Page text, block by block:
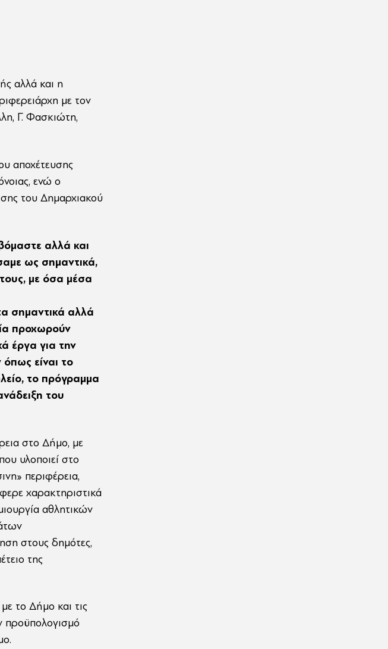
αλλά και η
με τον
Γ. Φασκιώτη,
αποχέτευσης
ενώ ο
του Δημαρχιακού
αλλά και
ως σημαντικά,
με όσα μέσα
σημαντικά αλλά
προχωρούν
έργα για την
είναι το
το πρόγραμμα
του
στο Δήμο, με
υλοποιεί στο
περιφέρεια,
χαρακτηριστικά
αθλητικών
στους δημότες,
της
το Δήμο και τις
προϋπολογισμό